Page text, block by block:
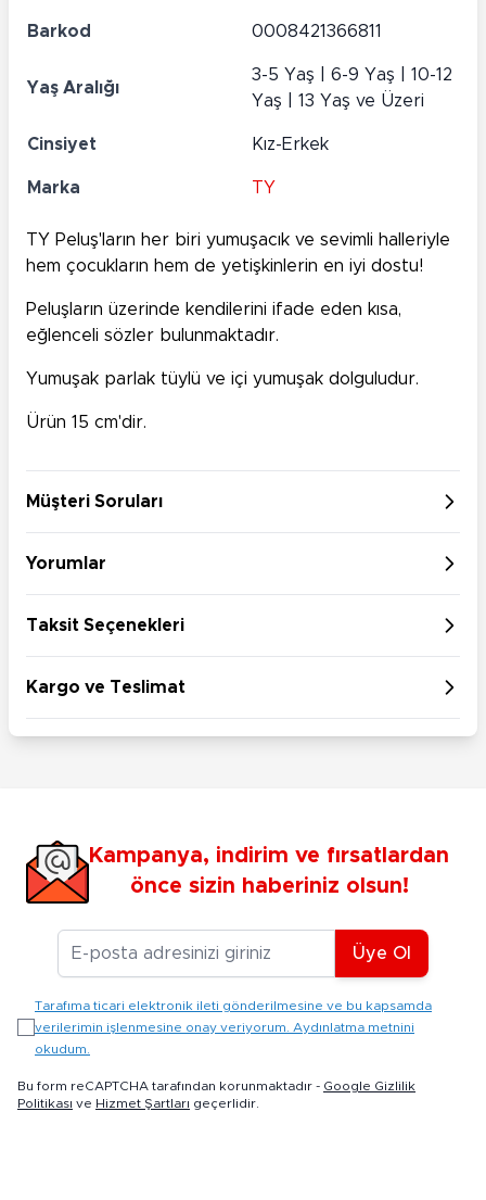
Barkod 0008421366811
Yaş Aralığı
3-5 Yaş | 6-9 Yaş | 10-12
Yaş | 13 Yaş ve Üzeri
Cinsiyet Kız-Erkek
Marka TY
TY Peluş'ların her biri yumuşacık ve sevimli halleriyle
hem çocukların hem de yetişkinlerin en iyi dostu!
Peluşların üzerinde kendilerini ifade eden kısa,
eğlenceli sözler bulunmaktadır.
Yumuşak parlak tüylü ve içi yumuşak dolguludur.
Ürün 15 cm'dir.
Müşteri Soruları
Yorumlar
Taksit Seçenekleri
Kargo ve Teslimat
Kampanya, indirim ve fırsatlardan
önce sizin haberiniz olsun!
E-posta Adresiniz
Üye Ol
Tarafıma ticari elektronik ileti gönderilmesine ve bu kapsamda
verilerimin işlenmesine onay veriyorum. Aydınlatma metnini
okudum.
Bu form reCAPTCHA tarafından korunmaktadır - Google Gizlilik
Politikası ve Hizmet Şartları geçerlidir.